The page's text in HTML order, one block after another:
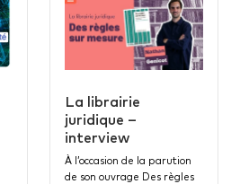
La librairie
juridique –
interview
À l’occasion de la parution
de son ouvrage Des règles